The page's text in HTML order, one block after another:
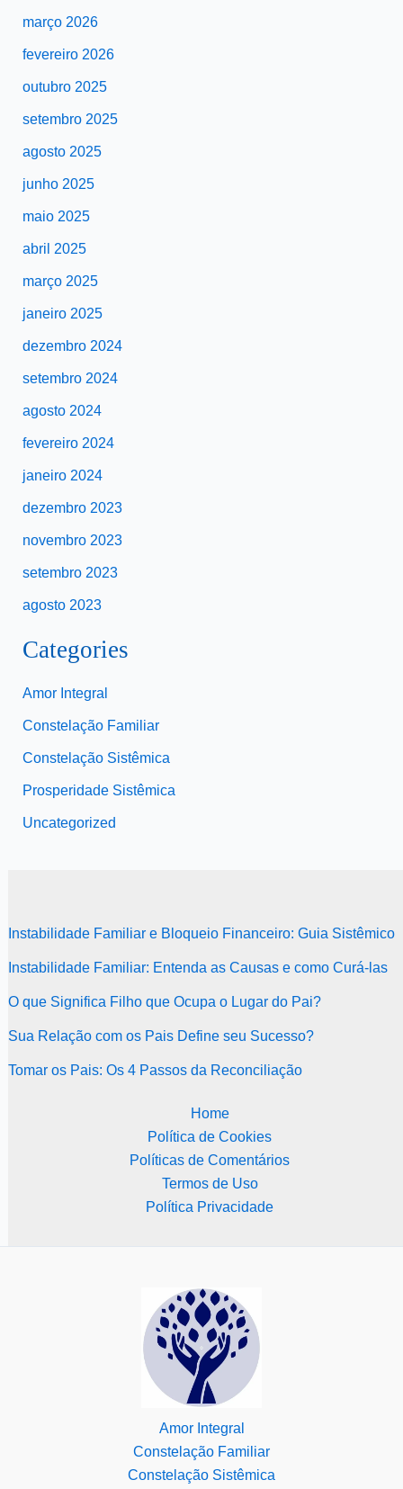
março 2026
fevereiro 2026
outubro 2025
setembro 2025
agosto 2025
junho 2025
maio 2025
abril 2025
março 2025
janeiro 2025
dezembro 2024
setembro 2024
agosto 2024
fevereiro 2024
janeiro 2024
dezembro 2023
novembro 2023
setembro 2023
agosto 2023
Categories
Amor Integral
Constelação Familiar
Constelação Sistêmica
Prosperidade Sistêmica
Uncategorized
Instabilidade Familiar e Bloqueio Financeiro: Guia Sistêmico
Instabilidade Familiar: Entenda as Causas e como Curá-las
O que Significa Filho que Ocupa o Lugar do Pai?
Sua Relação com os Pais Define seu Sucesso?
Tomar os Pais: Os 4 Passos da Reconciliação
Home
Política de Cookies
Políticas de Comentários
Termos de Uso
Política Privacidade
Amor Integral
Constelação Familiar
Constelação Sistêmica